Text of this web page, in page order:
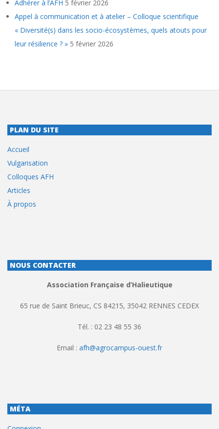
Adhérer à l’AFH 5 février 2026
Appel à communication et à atelier – Colloque scientifique
« Diversité(s) dans les socio-écosystèmes, quels atouts pour
leur résilience ? » 5 février 2026
PLAN DU SITE
Accueil
Vulgarisation
Colloques AFH
Articles
À propos
NOUS CONTACTER
Association Française d’Halieutique
65 rue de Saint Brieuc, CS 84215, 35042 RENNES CEDEX
Tél. : 02 23 48 55 36
Email : afh@agrocampus-ouest.fr
MÉTA